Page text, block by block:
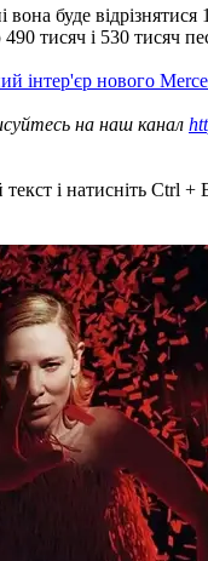
буде
тисяч і 530 тисяч
інтер'єр нового
на наш канал
і натисніть Ctrl